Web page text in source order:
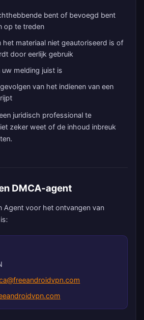
bent of bevoegd bent
op te treden
het materiaal niet geautoriseerd is of
door eerlijk gebruik
uw melding juist is
van het indienen van een
juridisch professional te
zeker weet of de inhoud inbreuk
DMCA-agent
Agent voor het ontvangen van